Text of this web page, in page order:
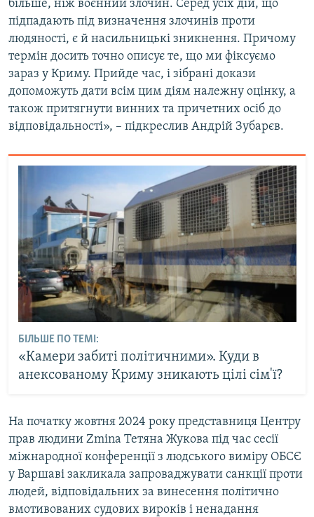
більше, ніж воєнний злочин. Серед усіх дій, що
підпадають під визначення злочинів проти
людяності, є й насильницькі зникнення. Причому
термін досить точно описує те, що ми фіксуємо
зараз у Криму. Прийде час, і зібрані докази
допоможуть дати всім цим діям належну оцінку, а
також притягнути винних та причетних осіб до
відповідальності», – підкреслив Андрій Зубарєв.
БІЛЬШЕ ПО ТЕМІ:
«Камери забиті політичними». Куди в
анексованому Криму зникають цілі сім'ї?
На початку жовтня 2024 року представниця Центру
прав людини Zmina Тетяна Жукова під час сесії
міжнародної конференції з людського виміру ОБСЄ
у Варшаві закликала запроваджувати санкції проти
людей, відповідальних за винесення політично
вмотивованих судових вироків і ненадання